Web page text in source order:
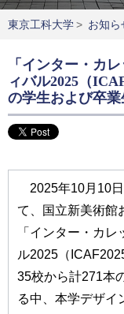
東京工科大学> お知ら
「インター・カ
ィバル2025（
の学生および卒
2025年10月10日
て、国立新美術館
「インター・カ
ル2025（
35校から計271本
る中、本学デザイ